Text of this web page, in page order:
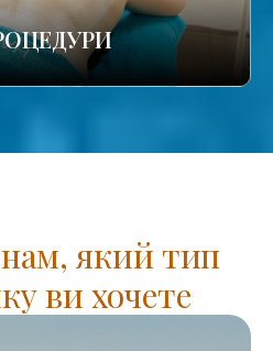
який тип
ви хочете